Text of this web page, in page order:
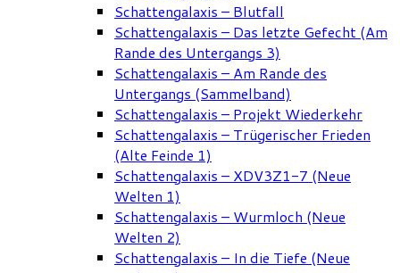
Schattengalaxis – Blutfall
Schattengalaxis – Das letzte Gefecht (Am
Rande des Untergangs 3)
Schattengalaxis – Am Rande des
Untergangs (Sammelband)
Schattengalaxis – Projekt Wiederkehr
Schattengalaxis – Trügerischer Frieden
(Alte Feinde 1)
Schattengalaxis – XDV3Z1-7 (Neue
Welten 1)
Schattengalaxis – Wurmloch (Neue
Welten 2)
Schattengalaxis – In die Tiefe (Neue